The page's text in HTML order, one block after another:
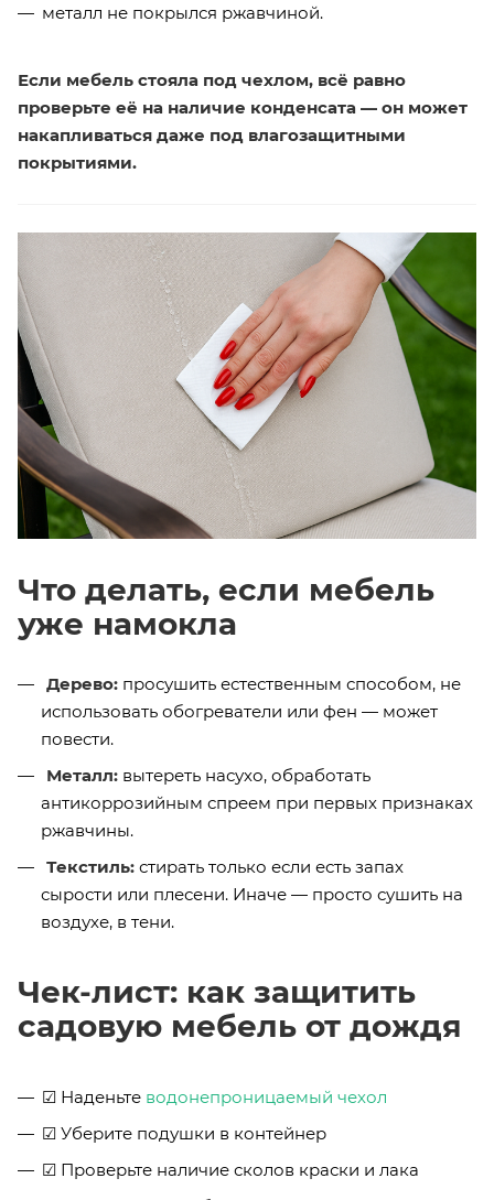
металл не покрылся ржавчиной.
Если мебель стояла под чехлом, всё равно
проверьте её на наличие конденсата — он может
накапливаться даже под влагозащитными
покрытиями.
Что делать, если мебель
уже намокла
Дерево: просушить естественным способом, не
использовать обогреватели или фен — может
повести.
Металл: вытереть насухо, обработать
антикоррозийным спреем при первых признаках
ржавчины.
Текстиль: стирать только если есть запах
сырости или плесени. Иначе — просто сушить на
воздухе, в тени.
Чек-лист: как защитить
садовую мебель от дождя
☑ Наденьте водонепроницаемый чехол
☑ Уберите подушки в контейнер
☑ Проверьте наличие сколов краски и лака